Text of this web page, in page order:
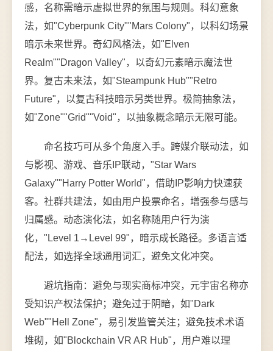
感，名称需暗示虚拟世界的氛围与规则。科幻意象
法，如"Cyberpunk City""Mars Colony"，以科幻场景
暗示未来世界。奇幻风格法，如"Elven
Realm""Dragon Valley"，以奇幻元素暗示魔法世
界。复古未来法，如"Steampunk Hub""Retro
Future"，以复古科技暗示另类世界。极简抽象法，
如"Zone""Grid""Void"，以抽象概念暗示无限可能。
命名技巧可从多个角度入手。跨媒介联动法，如
与影视、游戏、音乐IP联动，"Star Wars
Galaxy""Harry Potter World"，借助IP影响力快速获
客。社群共建法，如由用户投票命名，增强参与感与
归属感。动态演化法，如名称随用户行为演
化，"Level 1→Level 99"，暗示成长路径。多语言适
配法，如选择全球通用词汇，避免文化冲突。
避坑指南：避免与现实商标冲突，元宇宙名称亦
受知识产权法保护；避免过于阴暗，如"Dark
Web""Hell Zone"，易引发监管关注；避免技术术语
堆砌，如"Blockchain VR AR Hub"，用户难以理